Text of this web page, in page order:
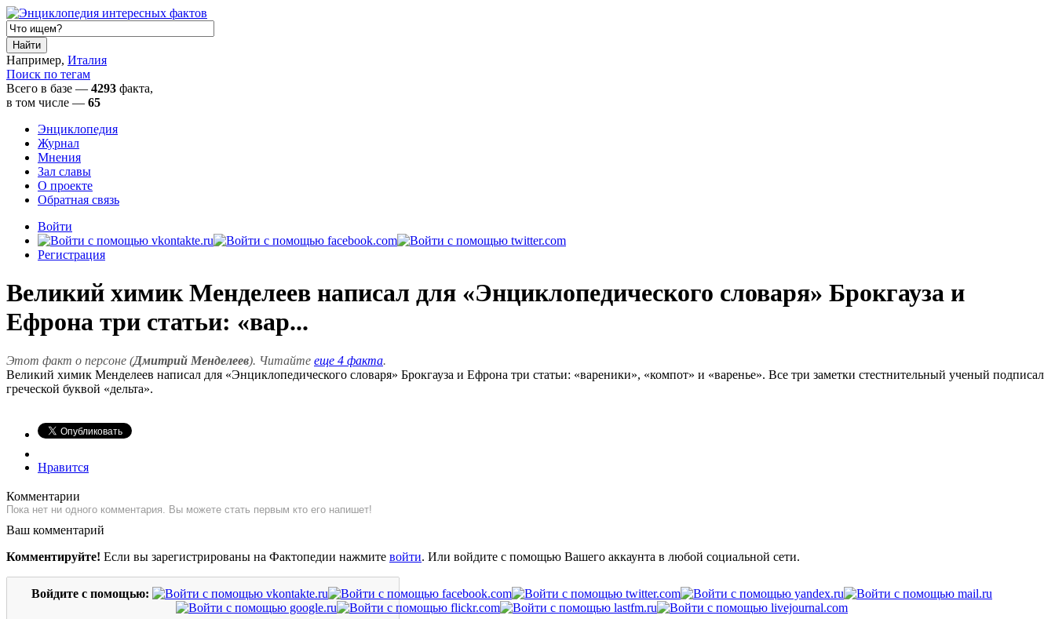
Например, Италия
Поиск по тегам
Всего в базе — 4293 факта,
в том числе — 65
Энциклопедия
Журнал
Мнения
Зал славы
О проекте
Обратная связь
Войти
Регистрация
Великий химик Менделеев написал для «Энциклопедического словаря» Брокгауза и
Ефрона три статьи: «вар...
Этот факт о персоне (Дмитрий Менделеев). Читайте еще 4 факта.
Великий химик Менделеев написал для «Энциклопедического словаря» Брокгауза и Ефрона три статьи: «вареники», «компот» и «варенье». Все три заметки стестнительный ученый подписал
греческой буквой «дельта».
Нравится
Комментарии
Пока нет ни одного комментария. Вы можете стать первым кто его напишет!
Ваш комментарий
Комментируйте! Если вы зарегистрированы на Фактопедии нажмите войти. Или войдите с помощью Вашего аккаунта в любой социальной сети.
Войдите с помощью: